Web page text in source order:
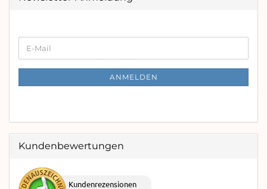
ZUR
E-
Mail
ANMELDEN
Kundenbewertungen
Kundenrezensionen